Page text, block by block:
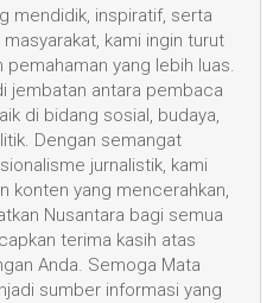
mendidik, inspiratif, serta
kami ingin turut
yang lebih luas.
jembatan antara pembaca
di bidang sosial, budaya,
Dengan semangat
jurnalistik, kami
konten yang mencerahkan,
Nusantara bagi semua
terima kasih atas
Anda. Semoga Mata
sumber informasi yang